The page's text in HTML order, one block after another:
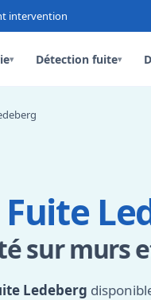
intervention
▾ Détection fuite▾
sur murs
Ledeberg